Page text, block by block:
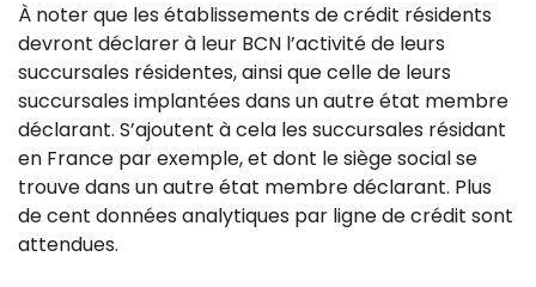
À noter que les établissements de crédit résidents
devront déclarer à leur BCN l’activité de leurs
succursales résidentes, ainsi que celle de leurs
succursales implantées dans un autre état membre
déclarant. S’ajoutent à cela les succursales résidant
en France par exemple, et dont le siège social se
trouve dans un autre état membre déclarant. Plus
de cent données analytiques par ligne de crédit sont
attendues.